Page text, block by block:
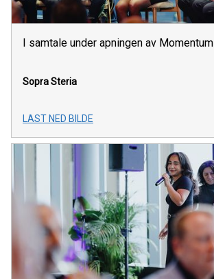
I samtale under apningen av Momentum
Sopra Steria
LAST NED BILDE